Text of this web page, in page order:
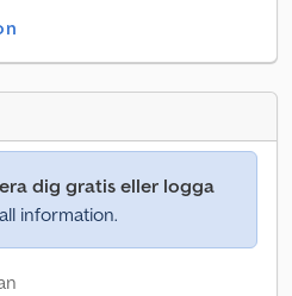
dig gratis eller logga
information.